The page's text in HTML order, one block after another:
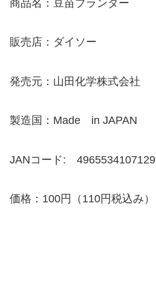
商品名：豆苗プランター
販売店：ダイソー
発売元：山田化学株式会社
製造国：Made in JAPAN
JANコード: 4965534107129
価格：100円（110円税込み）